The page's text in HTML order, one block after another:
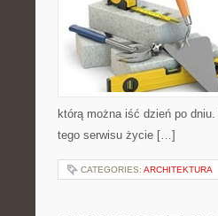
którą można iść dzień po
tego serwisu życie […]
CATEGORIES: ARCHITEKTURA